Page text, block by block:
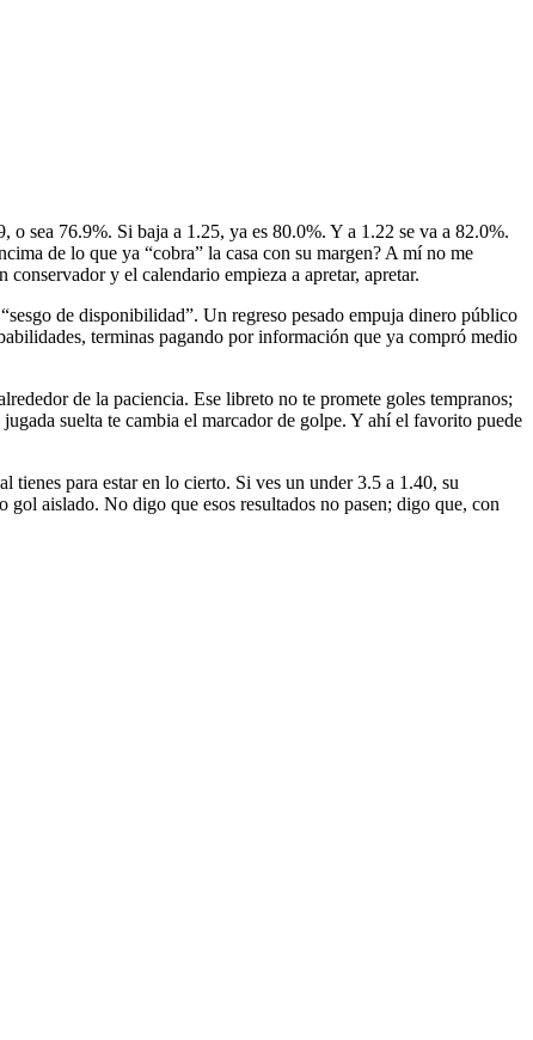
o sea 76.9%. Si baja a 1.25, ya es 80.0%. Y a 1.22 se va a 82.0%.
de lo que ya “cobra” la casa con su margen? A mí no me
y el calendario empieza a apretar, apretar.
de disponibilidad”. Un regreso pesado empuja dinero público
terminas pagando por información que ya compró medio
de la paciencia. Ese libreto no te promete goles tempranos;
suelta te cambia el marcador de golpe. Y ahí el favorito puede
para estar en lo cierto. Si ves un under 3.5 a 1.40, su
aislado. No digo que esos resultados no pasen; digo que, con